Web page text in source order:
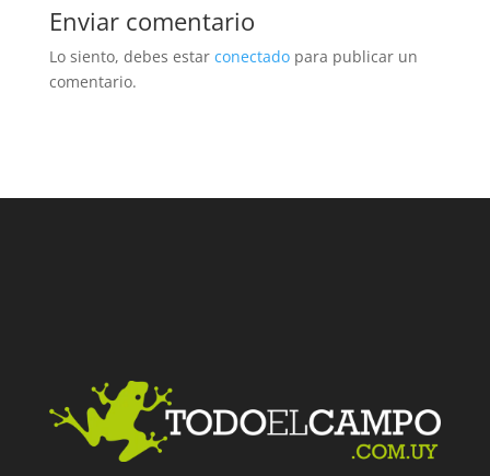
Enviar comentario
Lo siento, debes estar conectadopara publicar un
comentario.
Facebook